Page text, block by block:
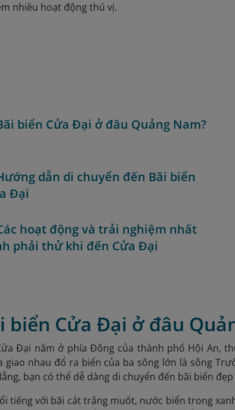
nhiều hoạt động thú vị.
biển Cửa Đại ở đâu Quảng Nam?
dẫn di chuyển đến Bãi biển
Đại
hoạt động và trải nghiệm nhất
phải thử khi đến Cửa Đại
biển Cửa Đại ở đâu
Đại nằm ở phía Đông của thành phố Hội An,
giao nhau đổ ra biển của ba sông lớn là sông
bạn có thể dễ dàng di chuyển đến bãi biển
tiếng với bãi cát trắng muốt, nước biển trong